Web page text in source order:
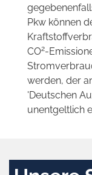
Pkw können
CO2-
werden, der
'Deutschen
unentgeltlich